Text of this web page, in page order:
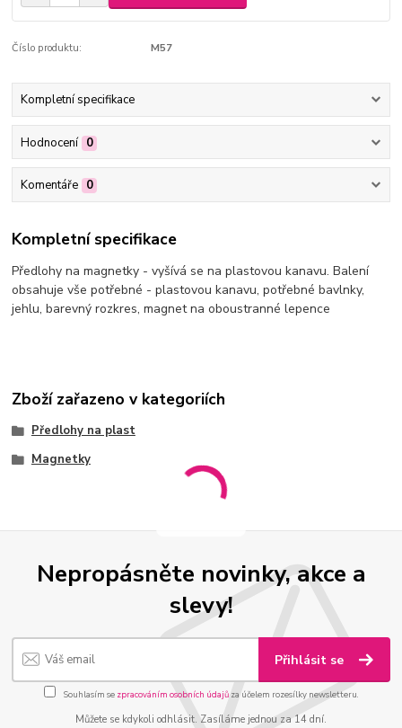
Číslo produktu: M57
Kompletní specifikace
Hodnocení 0
Komentáře 0
Kompletní specifikace
Předlohy na magnetky - vyšívá se na plastovou kanavu. Balení
obsahuje vše potřebné - plastovou kanavu, potřebné bavlnky,
jehlu, barevný rozkres, magnet na oboustranné lepence
Zboží zařazeno v kategoriích
Předlohy na plast
Magnetky
Nepropásněte novinky, akce a
slevy!
Přihlásit se
Souhlasím se zpracováním osobních údajůza účelem rozesílky newsletteru.
Můžete se kdykoli odhlásit. Zasíláme jednou za 14 dní.